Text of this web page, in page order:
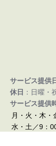
サービス提供
休日 ：​日曜・
サービス提供
月・火・木
水・土／9：